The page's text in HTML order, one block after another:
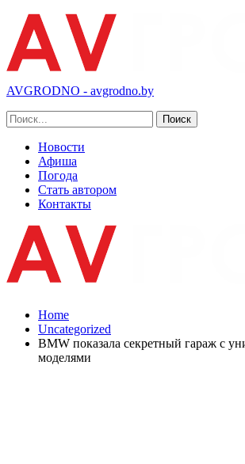
AVGRODNO - avgrodno.by
Новости
Афиша
Погода
Стать автором
Контакты
Home
Uncategorized
BMW показала секретный гараж с
моделями